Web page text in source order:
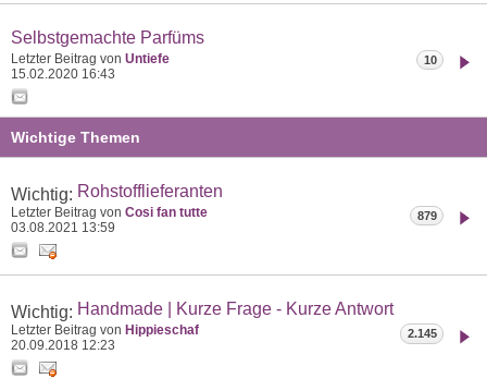
Selbstgemachte Parfüms
Letzter Beitrag von Untiefe
15.02.2020 16:43
10
Wichtige Themen
Wichtig: Rohstofflieferanten
Letzter Beitrag von Cosi fan tutte
03.08.2021 13:59
879
Wichtig: Handmade | Kurze Frage - Kurze Antwort
Letzter Beitrag von Hippieschaf
20.09.2018 12:23
2.145